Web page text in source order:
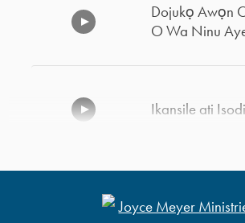
Dojukọ Awọn
O Wa Ninu
Ikansile ati
Ikansile ati